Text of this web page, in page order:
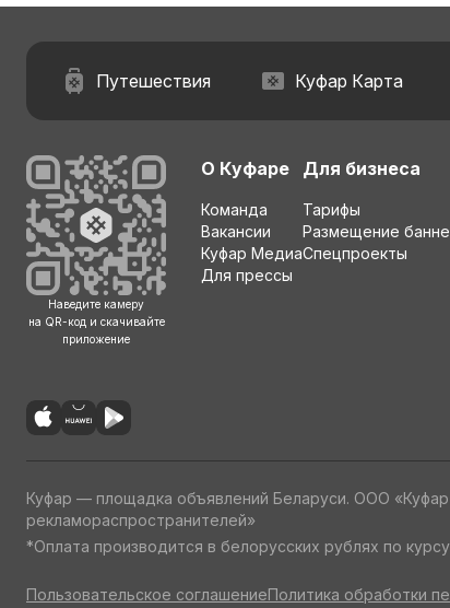
Путешествия Куфар Карта
Наведите камеру
на QR-код и скачивайте
приложение
О Куфаре
Команда
Вакансии
Куфар Медиа
Для прессы
Для бизнеса
Тарифы
Размещение
Спецпроекты
Куфар — площадка объявлений Беларуси. ООО
рекламораспространителей»
*Оплата производится в белорусских рублях по
Пользовательское соглашениеПолитика обработки